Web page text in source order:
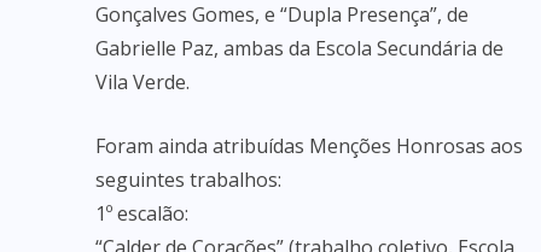
Gonçalves Gomes, e “Dupla Presença”, de
Gabrielle Paz, ambas da Escola Secundária de
Vila Verde.
Foram ainda atribuídas Menções Honrosas aos
seguintes trabalhos:
1º escalão: